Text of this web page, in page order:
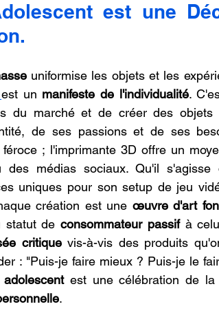
Franchise LV3D Formation 3D
X2D SNAPMAKER U1
est une
uniformise les objets et les
est un manifeste de l'individualité.
du marché et de créer des objets
de ses passions et de ses
; l'imprimante 3D offre un
médias sociaux. Qu'il s'agisse
uniques pour son setup de jeu
création est une œuvre d'art
statut de consommateur passif à
critique vis-à-vis des produits
: "Puis-je faire mieux ? Puis-je le
est une célébration de
.